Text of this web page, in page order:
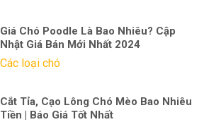
Giá Chó Poodle Là Bao Nhiêu? Cập
Nhật Giá Bán Mới Nhất 2024
Các loại chó
Cắt Tỉa, Cạo Lông Chó Mèo Bao Nhiêu
Tiền | Báo Giá Tốt Nhất